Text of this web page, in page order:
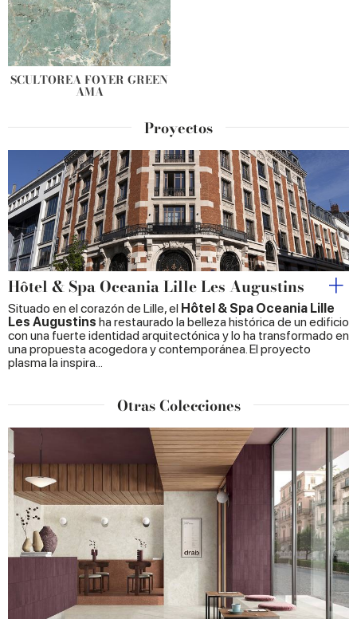
SCULTOREA FOYER GREEN
AMA
Proyectos
Hôtel & Spa Oceania Lille Les Augustins
Situado en el corazón de Lille, el Hôtel & Spa Oceania Lille
Les Augustins ha restaurado la belleza histórica de un edificio
con una fuerte identidad arquitectónica y lo ha transformado en
una propuesta acogedora y contemporánea. El proyecto
plasma la inspira...
Otras Colecciones